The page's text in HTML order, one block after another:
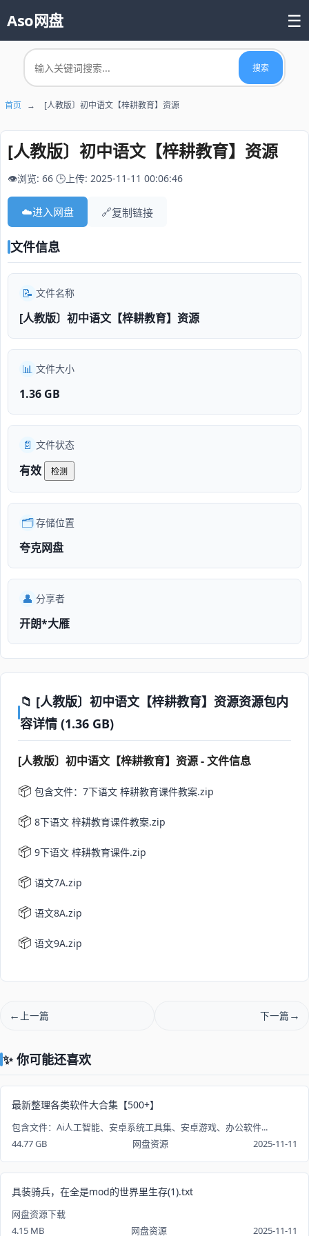
Aso网盘 ☰
首页
📚 热门资源
搜索
首页 → [人教版〕初中语文【梓耕教育】资源
[人教版〕初中语文【梓耕教育】资源
👁️浏览: 66 🕒上传: 2025-11-11 00:06:46
☁️进入网盘 🔗复制链接
文件信息
📝 文件名称
[人教版〕初中语文【梓耕教育】资源
📊 文件大小
1.36 GB
📄 文件状态
有效 检测
🗂️存储位置
夸克网盘
👤 分享者
开朗*大雁
📁 [人教版〕初中语文【梓耕教育】资源资源包内
容详情 (1.36 GB)
[人教版〕初中语文【梓耕教育】资源 - 文件信息
📦 包含文件：7下语文 梓耕教育课件教案.zip
📦 8下语文 梓耕教育课件教案.zip
📦 9下语文 梓耕教育课件.zip
📦 语文7A.zip
📦 语文8A.zip
📦 语文9A.zip
上一篇 下一篇
✨ 你可能还喜欢
最新整理各类软件大合集【500+】
包含文件：Ai人工智能、安卓系统工具集、安卓游戏、办公软件...
44.77 GB
网盘资源 2025-11-11
具装骑兵，在全是mod的世界里生存(1).txt
网盘资源下载
4.15 MB
网盘资源 2025-11-11